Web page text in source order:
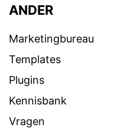
ANDER
Marketingbureau
Templates
Plugins
Kennisbank
Vragen